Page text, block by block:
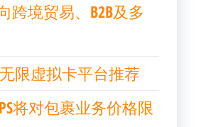
跨境贸易、B2B及多
限虚拟卡平台推荐
将对包裹业务价格限